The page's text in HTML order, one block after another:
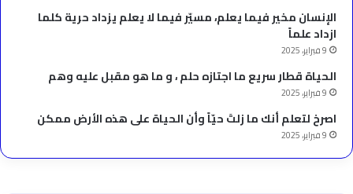
الإنسان مخير فيما يعلم، مسيّر فيما لا يعلم يزداد حرية كلما
ازداد علماً
9 فبراير، 2025
الحياة قطار سريع ما اجتازه حلم ، و ما هو مقبل عليه وهم
9 فبراير، 2025
‫اصرخ لتعلم أنك ما زلتَ حيّاً وأن الحياة على هذه الأرض ممكن
9 فبراير، 2025